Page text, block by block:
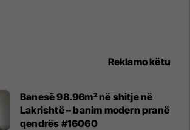
Reklamo këtu
Banesë 98.96m² në shitje në
Lakrishtë – banim modern pranë
qendrës #16060